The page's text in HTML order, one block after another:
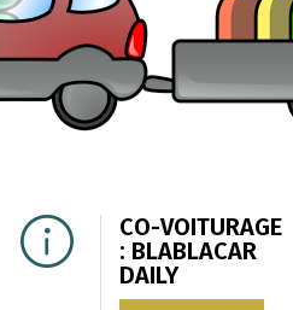
CO-VOITURAGE
: BLABLACAR
DAILY